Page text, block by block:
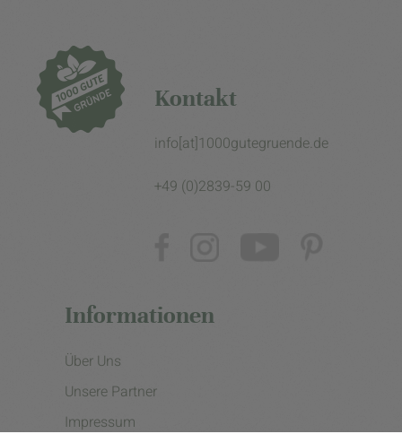
Kontakt
info[at]1000gutegruende.de
+49 (0)2839-59 00
Informationen
Über Uns
Unsere Partner
Impressum